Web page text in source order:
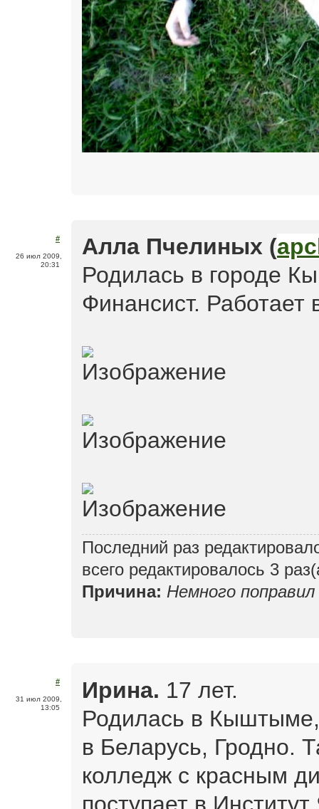
#
26 июл 2009,
20:31
Алла Пчелиных (
Родилась в городе
Финансист. Работает
Последний раз
всего редактировалось 3
Причина: Немного
#
31 июл 2009,
13:05
Ирина. 17 лет.
Родилась в
в Беларусь, Гродно.
колледж с красным
поступает в